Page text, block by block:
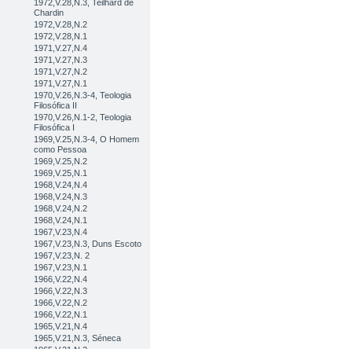
1972,V.28,N.3, Teilhard de
Chardin
1972,V.28,N.2
1972,V.28,N.1
1971,V.27,N.4
1971,V.27,N.3
1971,V.27,N.2
1971,V.27,N.1
1970,V.26,N.3-4, Teologia
Filosófica II
1970,V.26,N.1-2, Teologia
Filosófica I
1969,V.25,N.3-4, O Homem
como Pessoa
1969,V.25,N.2
1969,V.25,N.1
1968,V.24,N.4
1968,V.24,N.3
1968,V.24,N.2
1968,V.24,N.1
1967,V.23,N.4
1967,V.23,N.3, Duns Escoto
1967,V.23,N. 2
1967,V.23,N.1
1966,V.22,N.4
1966,V.22,N.3
1966,V.22,N.2
1966,V.22,N.1
1965,V.21,N.4
1965,V.21,N.3, Séneca